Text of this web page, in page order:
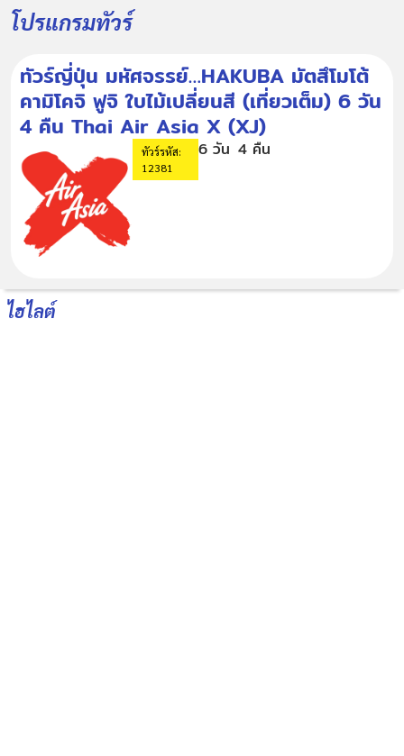
โปรแกรมทัวร์
ทัวร์ญี่ปุ่น มหัศจรรย์…HAKUBA มัตสึโมโต้
คามิโคจิ ฟูจิ ใบไม้เปลี่ยนสี (เที่ยวเต็ม) 6 วัน
4 คืน Thai Air Asia X (XJ)
ทัวร์รหัส:
12381
6 วัน 4 คืน
ไฮไลต์